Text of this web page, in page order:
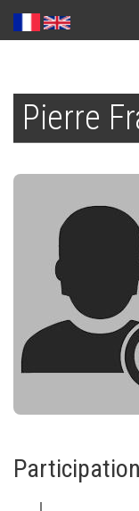
contenu
principal
Pierre